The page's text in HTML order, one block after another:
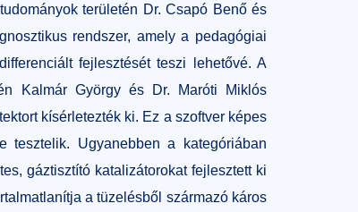
területén Dr. Csapó Benő és
rendszer, amely a pedagógiai
fejlesztését teszi lehetővé. A
Kalmár György és Dr. Maróti Miklós
kísérletezték ki. Ez a szoftver képes
Ugyanebben a kategóriában
gáztisztító katalizátorokat fejlesztett ki
a tüzelésből származó káros